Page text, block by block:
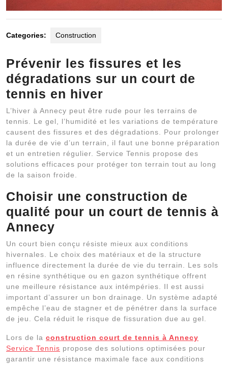
Categories: Construction
Prévenir les fissures et les
dégradations sur un court de
tennis en hiver
L’hiver à Annecy peut être rude pour les terrains de
tennis. Le gel, l’humidité et les variations de température
causent des fissures et des dégradations. Pour prolonger
la durée de vie d’un terrain, il faut une bonne préparation
et un entretien régulier. Service Tennis propose des
solutions efficaces pour protéger ton terrain tout au long
de la saison froide.
Choisir une construction de
qualité pour un court de tennis à
Annecy
Un court bien conçu résiste mieux aux conditions
hivernales. Le choix des matériaux et de la structure
influence directement la durée de vie du terrain. Les sols
en résine synthétique ou en gazon synthétique offrent
une meilleure résistance aux intémpéries. Il est aussi
important d’assurer un bon drainage. Un système adapté
empêche l’eau de stagner et de pénétrer dans la surface
de jeu. Cela réduit le risque de fissuration due au gel.
Lors de la construction court de tennis à Annecy
Service Tennis propose des solutions optimisées pour
garantir une résistance maximale face aux conditions